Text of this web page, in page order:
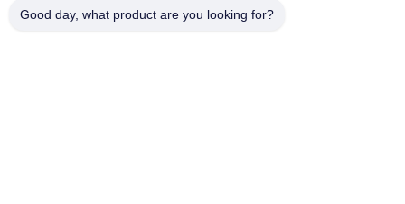
Treten Sie Mit Uns In
Fordern Sie Ein Zitat
Good day, what product are you looking for?